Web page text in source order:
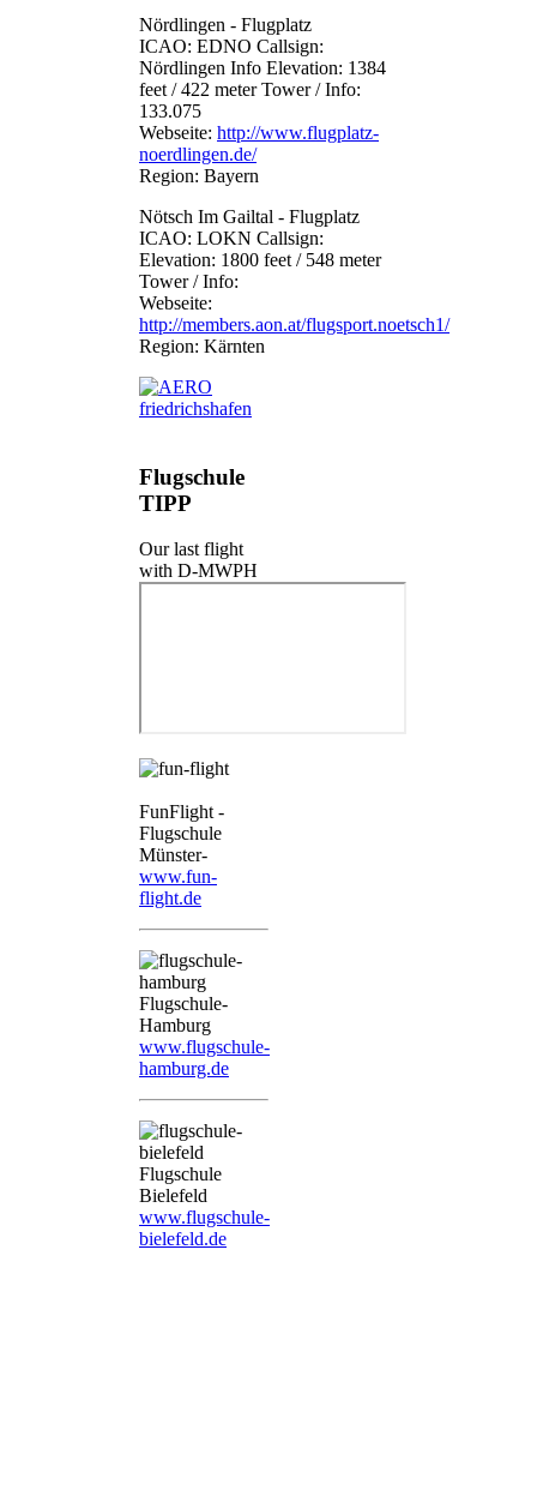
Nördlingen - Flugplatz
ICAO: EDNO Callsign:
Nördlingen Info Elevation: 1384
feet / 422 meter Tower / Info:
133.075
Webseite: http://www.flugplatz-
noerdlingen.de/
Region: Bayern
Nötsch Im Gailtal - Flugplatz
ICAO: LOKN Callsign:
Elevation: 1800 feet / 548 meter
Tower / Info:
Webseite:
http://members.aon.at/flugsport.noetsch1/
Region: Kärnten
Flugschule
TIPP
Our last flight
with D-MWPH
FunFlight -
Flugschule
Münster-
www.fun-
flight.de
Flugschule-
Hamburg
www.flugschule-
hamburg.de
Flugschule
Bielefeld
www.flugschule-
bielefeld.de